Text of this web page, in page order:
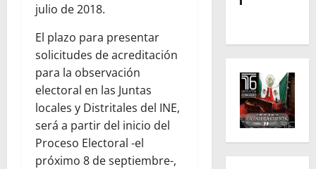
julio de 2018.
El plazo para presentar
solicitudes de acreditación
para la observación
electoral en las Juntas
locales y Distritales del INE,
será a partir del inicio del
Proceso Electoral -el
próximo 8 de septiembre-,